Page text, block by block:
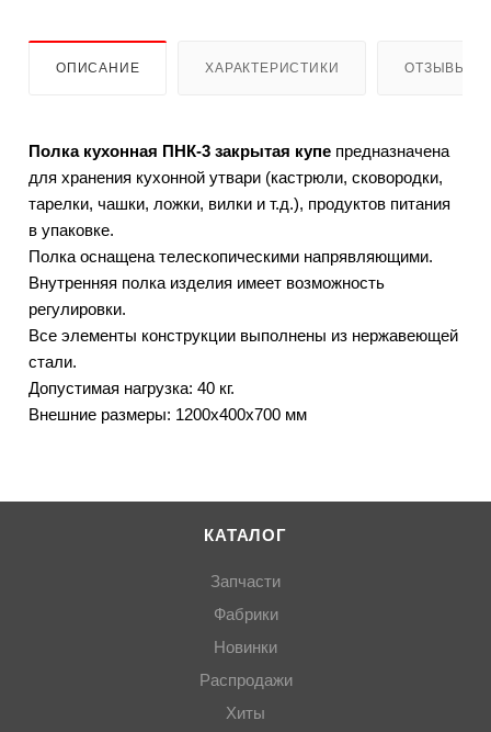
ОПИСАНИЕ ХАРАКТЕРИСТИКИ ОТЗЫВЫ
Полка кухонная ПНК-3 закрытая купе предназначена
для хранения кухонной утвари (кастрюли, сковородки,
тарелки, чашки, ложки, вилки и т.д.), продуктов питания
в упаковке.
Полка оснащена телескопическими напрявляющими.
Внутренняя полка изделия имеет возможность
регулировки.
Все элементы конструкции выполнены из нержавеющей
стали.
Допустимая нагрузка: 40 кг.
Внешние размеры: 1200х400х700 мм
КАТАЛОГ
Запчасти
Фабрики
Новинки
Распродажи
Хиты